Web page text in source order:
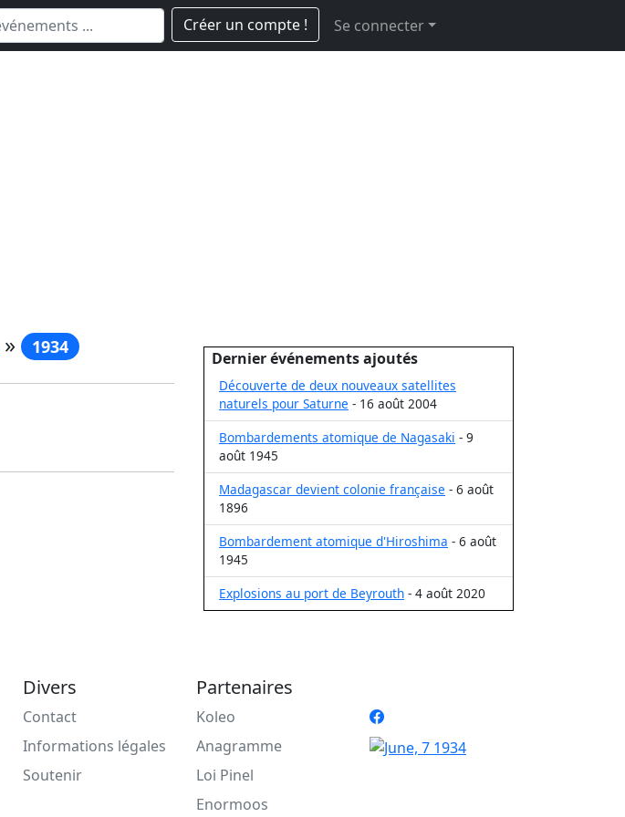
Créer un compte ! Se connecter
» 1934
Dernier événements ajoutés
Découverte de deux nouveaux satellites
naturels pour Saturne - 16 août 2004
Bombardements atomique de Nagasaki - 9
août 1945
Madagascar devient colonie française - 6 août
1896
Bombardement atomique d'Hiroshima - 6 août
1945
Explosions au port de Beyrouth - 4 août 2020
Divers
Contact
Informations légales
Soutenir
Partenaires
Koleo
Anagramme
Loi Pinel
Enormoos